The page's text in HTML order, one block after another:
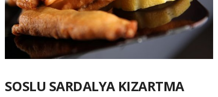
SOSLU SARDALYA KIZARTMA